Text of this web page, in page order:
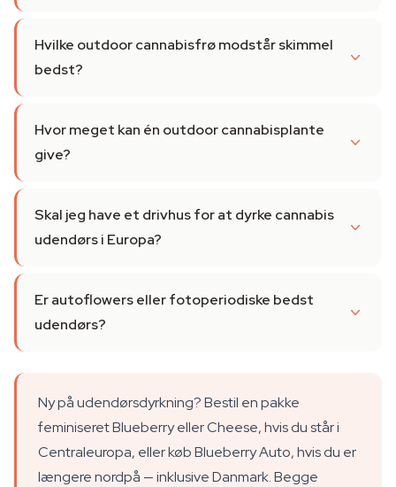
Hvilke outdoor cannabisfrø modstår skimmel
bedst?
Hvor meget kan én outdoor cannabisplante
give?
Skal jeg have et drivhus for at dyrke cannabis
udendørs i Europa?
Er autoflowers eller fotoperiodiske bedst
udendørs?
Ny på udendørsdyrkning? Bestil en pakke
feminiseret Blueberry eller Cheese, hvis du står i
Centraleuropa, eller køb Blueberry Auto, hvis du er
længere nordpå — inklusive Danmark. Begge